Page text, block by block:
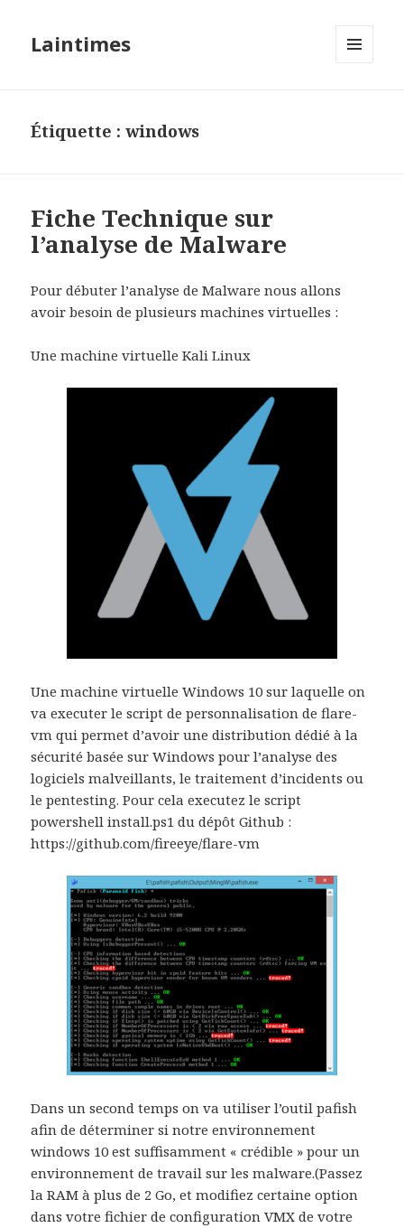
Laintimes
Étiquette :windows
Fiche Technique sur
l’analyse de Malware
Pour débuter l’analyse de Malware nous allons
avoir besoin de plusieurs machines virtuelles :
Une machine virtuelle Kali Linux
Une machine virtuelle Windows 10 sur laquelle on
va executer le script de personnalisation de flare-
vm qui permet d’avoir une distribution dédié à la
sécurité basée sur Windows pour l’analyse des
logiciels malveillants, le traitement d’incidents ou
le pentesting. Pour cela executez le script
powershell install.ps1 du dépôt Github :
https://github.com/fireeye/flare-vm
Dans un second temps on va utiliser l’outil pafish
afin de déterminer si notre environnement
windows 10 est suffisamment « crédible » pour un
environnement de travail sur les malware.(Passez
la RAM à plus de 2 Go, et modifiez certaine option
dans votre fichier de configuration VMX de votre